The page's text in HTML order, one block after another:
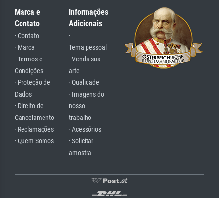
Marca e
Contato
· Contato
· Marca
· Termos e
Condições
· Proteção de
Dados
· Direito de
Cancelamento
· Reclamações
· Quem Somos
Informações
Adicionais
·
Tema pessoal
· Venda sua
arte
· Qualidade
· Imagens do
nosso
trabalho
· Acessórios
· Solicitar
amostra